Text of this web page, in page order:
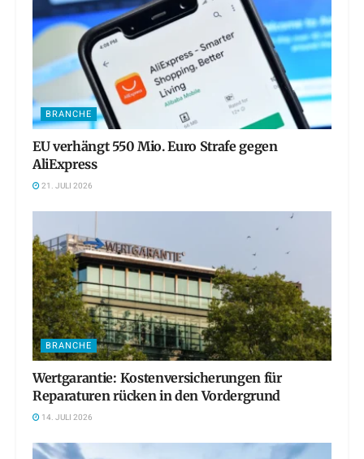
BRANCHE
EU verhängt 550 Mio. Euro Strafe gegen
AliExpress
21. JULI 2026
BRANCHE
Wertgarantie: Kostenversicherungen für
Reparaturen rücken in den Vordergrund
14. JULI 2026